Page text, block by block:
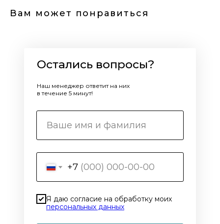
Вам может понравиться
+7
Я даю согласие на обработку моих
персональных данных
Остались вопросы?
Наш менеджер ответит на них
в течение 5 минут!